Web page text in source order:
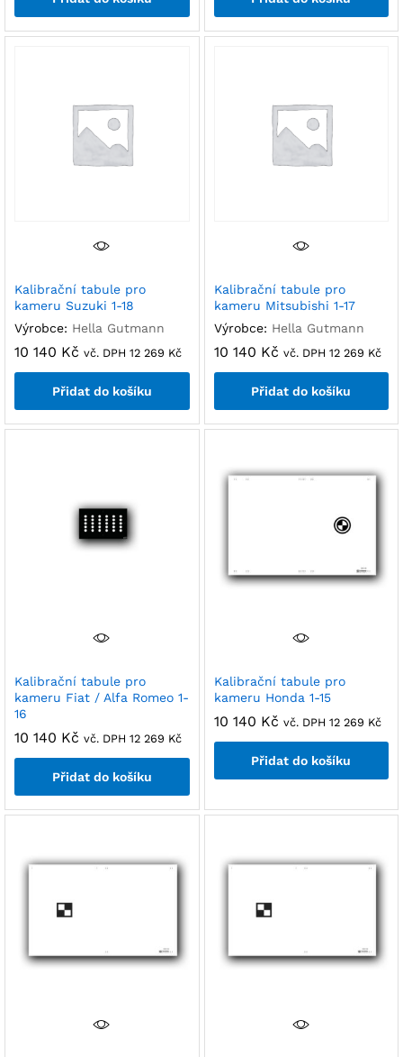
Kalibrační tabule pro
kameru Suzuki 1-18
Výrobce: Hella Gutmann
10 140 Kč vč. DPH 12 269 Kč
Přidat do košíku
Kalibrační tabule pro
kameru Mitsubishi 1-17
Výrobce: Hella Gutmann
10 140 Kč vč. DPH 12 269 Kč
Přidat do košíku
Kalibrační tabule pro
kameru Fiat / Alfa Romeo 1-
16
10 140 Kč vč. DPH 12 269 Kč
Přidat do košíku
Kalibrační tabule pro
kameru Honda 1-15
10 140 Kč vč. DPH 12 269 Kč
Přidat do košíku